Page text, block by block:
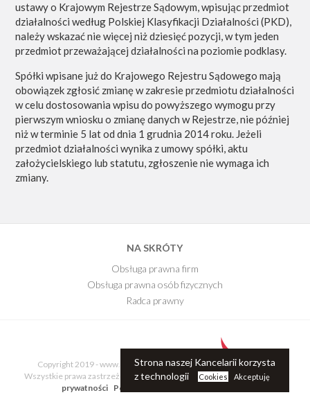
ustawy o Krajowym Rejestrze Sądowym, wpisując przedmiot
działalności według Polskiej Klasyfikacji Działalności (PKD),
należy wskazać nie więcej niż dziesięć pozycji, w tym jeden
przedmiot przeważającej działalności na poziomie podklasy.
Spółki wpisane już do Krajowego Rejestru Sądowego mają
obowiązek zgłosić zmianę w zakresie przedmiotu działalności
w celu dostosowania wpisu do powyższego wymogu przy
pierwszym wniosku o zmianę danych w Rejestrze, nie później
niż w terminie 5 lat od dnia 1 grudnia 2014 roku. Jeżeli
przedmiot działalności wynika z umowy spółki, aktu
założycielskiego lub statutu, zgłoszenie nie wymaga ich
zmiany.
NA SKRÓTY
Obsługa prawna firm
Obsługa prawna osób fizycznych
Radca prawny
Copyright 2019 - www.kancelariaprawnajr.pl.
Wszystkie prawa zastrzeżoneRegulamin - polityka
prywatności Polityka Cookie
Strona naszej Kancelarii korzysta
z technologii
Cookies Akceptuję